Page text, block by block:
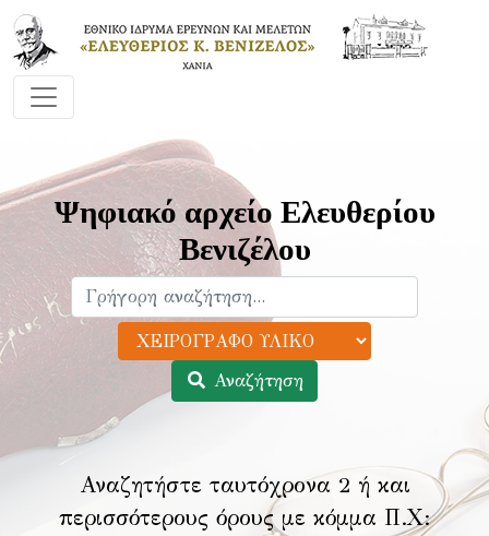
Ψηφιακό αρχείο Ελευθερίου
Βενιζέλου
Αναζήτηση
Αναζητήστε ταυτόχρονα 2 ή και
περισσότερους όρους με κόμμα Π.Χ: